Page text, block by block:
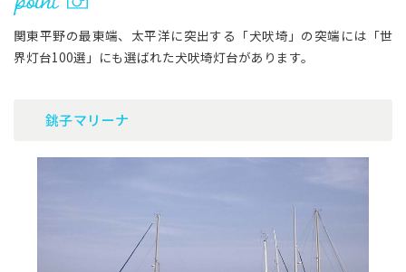
関東平野の最東端、太平洋に突出する「犬吠埼」の突端には「世
界灯台100選」にも選ばれた犬吠埼灯台があります。
銚子マリーナ